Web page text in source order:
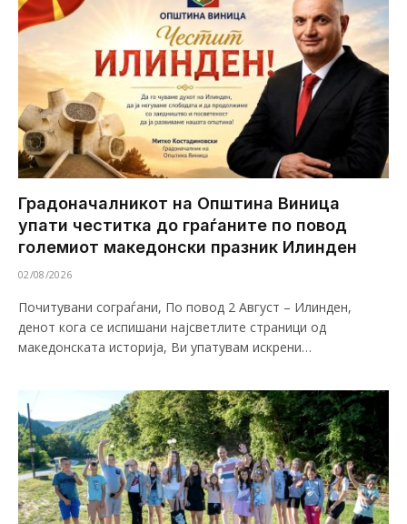
Градоначалникот на Општина Виница
упати честитка до граѓаните по повод
големиот македонски празник Илинден
02/08/2026
Почитувани сограѓани, По повод 2 Август – Илинден,
денот кога се испишани најсветлите страници од
македонската историја, Ви упатувам искрени…